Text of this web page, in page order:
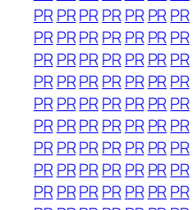
PRPRPRPRPR PRPR
PRPRPRPRPR PRPR
PRPRPRPRPR PRPR
PRPRPRPRPR PRPR
PRPRPRPRPR PRPR
PRPRPRPRPR PRPR
PRPRPRPRPR PRPR
PRPRPRPRPR PRPR
PRPRPRPRPR PRPR